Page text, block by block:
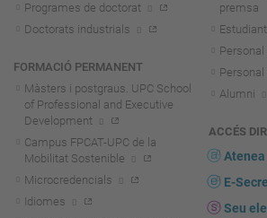
Programes de doctorat
Doctorats industrials
FORMACIÓ PERMANENT
Màsters i postgraus. UPC School
of Professional and Executive
Development
Campus FPCAT-UPC de la
Mobilitat Sostenible
Microcredencials
Idiomes
premsa
Personal
Alumni
ACCÉS
Atenea
E-
Seu